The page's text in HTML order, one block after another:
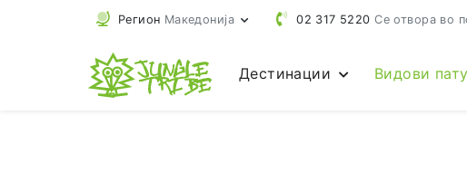
Регион Македонија 02 317 5220 Се отвора во
Дестинации Видови